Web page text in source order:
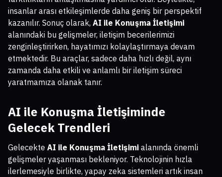
insanlar arası etkileşimlerde daha geniş bir perspektif
kazanılır. Sonuç olarak, AI ile Konuşma İletişimi
alanındaki bu gelişmeler, iletişim becerilerimizi
zenginleştirirken, hayatımızı kolaylaştırmaya devam
etmektedir. Bu araçlar, sadece daha hızlı değil, aynı
zamanda daha etkili ve anlamlı bir iletişim süreci
yaratmamıza olanak tanır.
AI ile Konuşma İletişiminde
Gelecek Trendleri
Gelecekte AI ile Konuşma İletişimi alanında önemli
gelişmeler yaşanması bekleniyor. Teknolojinin hızla
ilerlemesiyle birlikte, yapay zeka sistemleri artık insan